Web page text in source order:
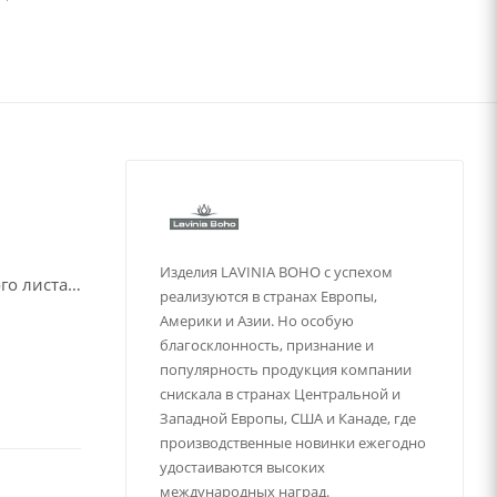
листа
Изделия LAVINIA BOHO с успехом
реализуются в странах Европы,
Америки и Азии. Но особую
благосклонность, признание и
популярность продукция компании
снискала в странах Центральной и
Западной Европы, США и Канаде, где
производственные новинки ежегодно
удостаиваются высоких
международных наград.